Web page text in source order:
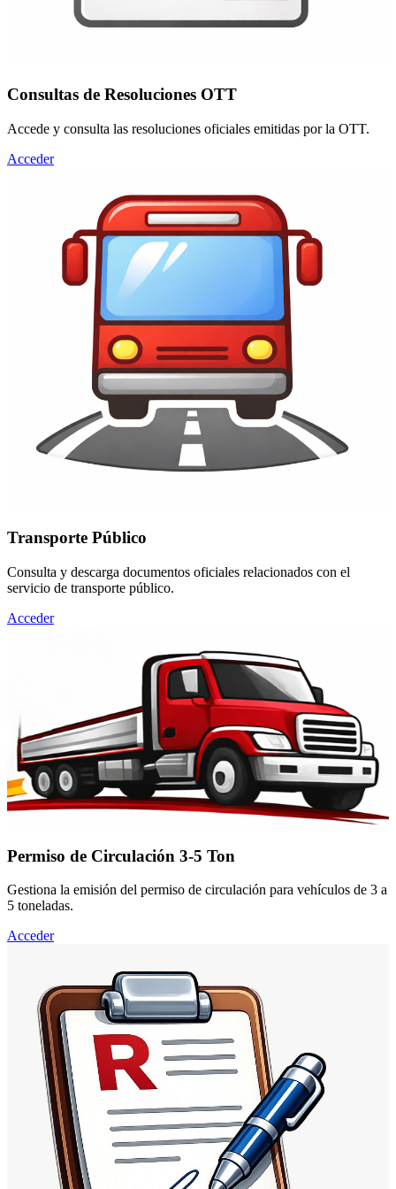
Consultas de Resoluciones OTT
Accede y consulta las resoluciones oficiales emitidas por la OTT.
Acceder
Transporte Público
Consulta y descarga documentos oficiales relacionados con el
servicio de transporte público.
Acceder
Permiso de Circulación 3-5 Ton
Gestiona la emisión del permiso de circulación para vehículos de 3 a
5 toneladas.
Acceder